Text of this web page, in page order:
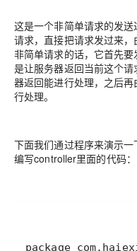
这是一个非简单请求的发
请求，直接把请求发过来
非简单请求的话，它首先
是让服务器返回当前这个
器返回能进行处理，之后
行处理。
下面我们通过程序来演示
编写controller里面的代码：